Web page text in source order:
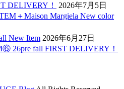
DELIVERY！
2026年7月5日
＋Maison Margiela New color
New Item 2026年6月27日
26pre fall FIRST DELIVERY！